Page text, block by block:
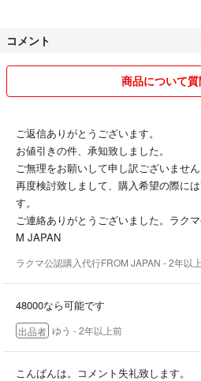
初心者の為、不慣れなこともあります
う、心がけております！
どうぞよろしくお願い致します！！
コメント
商品について
ご返信ありがとうございます。
お値引きの件、承知致しました。
ご無理をお願いして申し訳ございません
再度検討致しまして、購入希望の際に
す。
ご連絡ありがとうございました。ラク
M JAPAN
ラクマ公認購入代行FROM JAPAN - 2年以
48000なら可能です
出品者 ゆう - 2年以上前
こんばんは。コメント失礼致します。